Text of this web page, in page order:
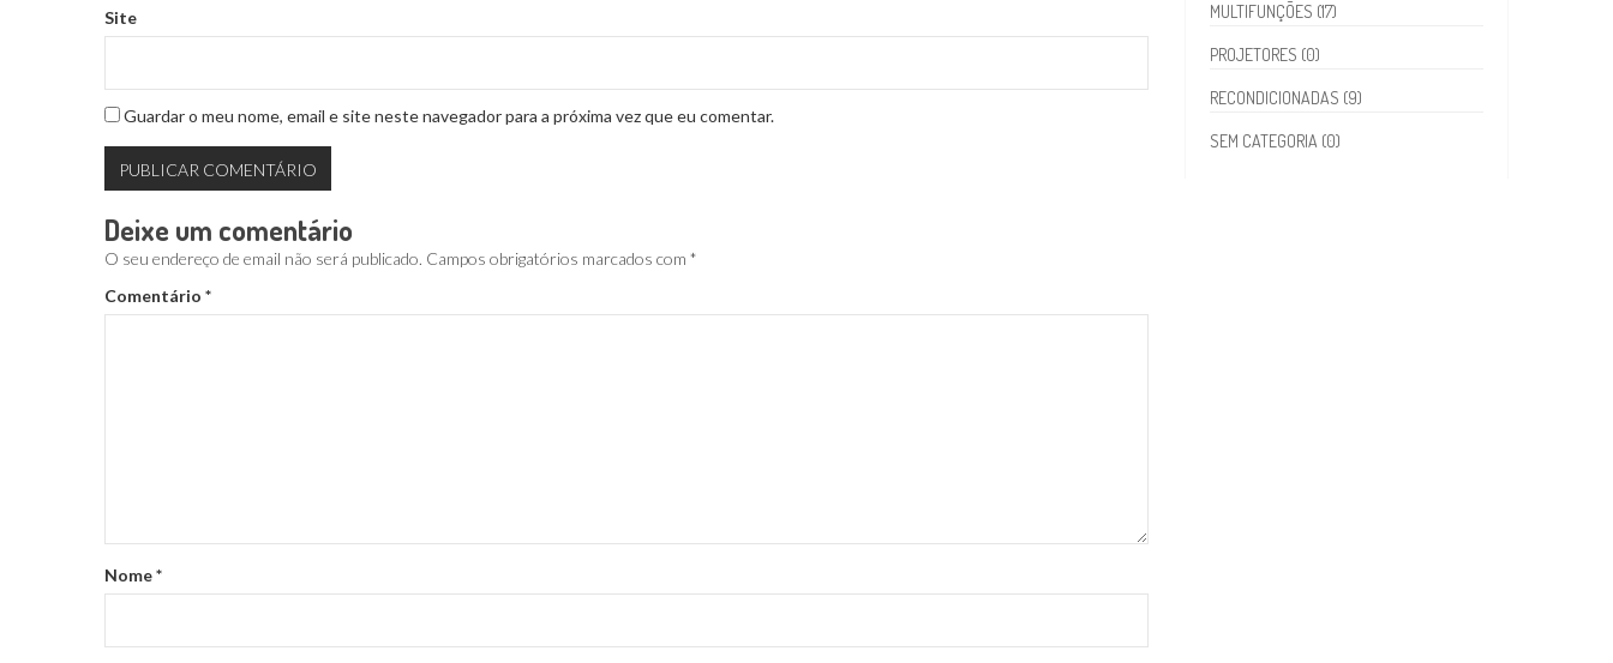
Site
Guardar o meu nome, email e site neste navegador para a próxima vez que eu comentar.
Deixe um comentário
O seu endereço de email não será publicado. Campos obrigatórios marcados com *
Comentário *
Nome*
MULTIFUNÇÕES (17)
PROJETORES (0)
RECONDICIONADAS (9)
SEM CATEGORIA (0)